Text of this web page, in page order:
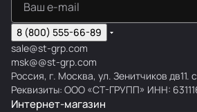
8 (800) 555-66-89
sale@st-grp.com
msk@@st-grp.com
Россия, г. Москва, ул. Зенитчиков дв11.
Реквизиты: ООО «СТ-ГРУПП» ИНН:
Интернет-магазин